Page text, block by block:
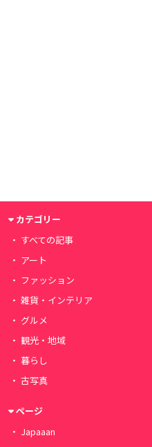
カテゴリー
すべての記事
アート
ファッション
雑貨・インテリア
グルメ
観光・地域
暮らし
古写真
ページ
Japaaan